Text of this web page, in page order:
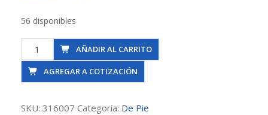
56 disponibles
Filtro
Malla
Ac.Inox
P/Válvula
AÑADIR AL CARRITO
AGREGAR A COTIZACIÓN
SKU: 316007 Categoría: De Pie